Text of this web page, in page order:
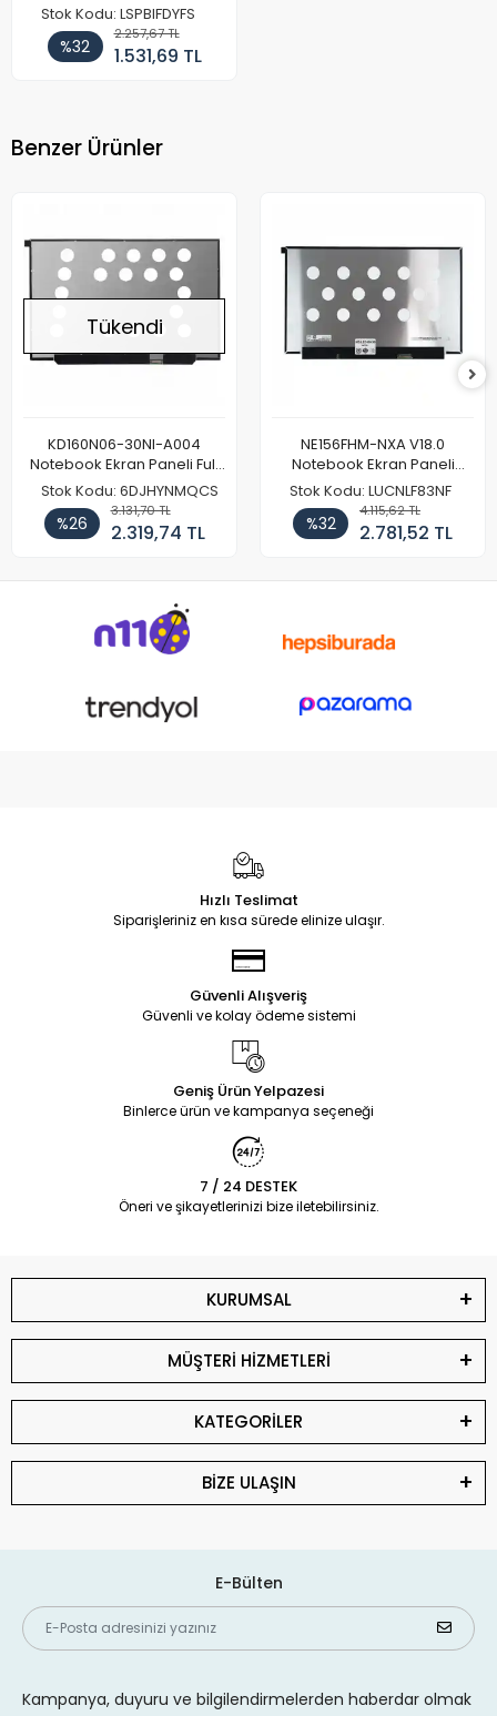
Stok Kodu: LSPBIFDYFS
%32
2.257,67 TL
1.531,69 TL
Benzer Ürünler
Tükendi
KD160N06-30NI-A004
Notebook Ekran Paneli Full
HD
Stok Kodu: 6DJHYNMQCS
%26
3.131,70 TL
2.319,74 TL
NE156FHM-NXA V18.0
Notebook Ekran Paneli
144Hz
Stok Kodu: LUCNLF83NF
%32
4.115,62 TL
2.781,52 TL
Hızlı Teslimat
Siparişleriniz en kısa sürede elinize ulaşır.
Güvenli Alışveriş
Güvenli ve kolay ödeme sistemi
Geniş Ürün Yelpazesi
Binlerce ürün ve kampanya seçeneği
7 / 24 DESTEK
Öneri ve şikayetlerinizi bize iletebilirsiniz.
KURUMSAL
MÜŞTERİ HİZMETLERİ
KATEGORİLER
BİZE ULAŞIN
E-Bülten
Kampanya, duyuru ve bilgilendirmelerden haberdar olmak